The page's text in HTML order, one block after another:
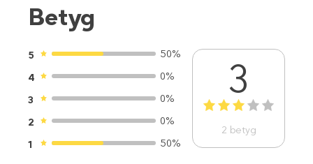
Betyg
5
50%
4
0%
3
0%
2
0%
1
50%
3
1 2 3 4 5
2 betyg